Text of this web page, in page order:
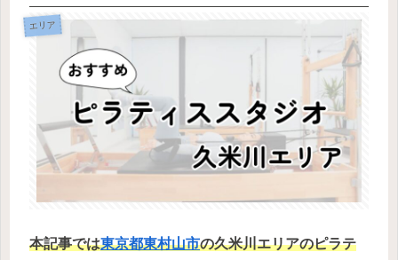
エリア
本記事では東京都東村山市の久米川エリアのピラテ